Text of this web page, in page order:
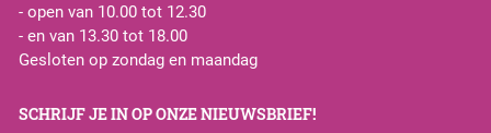
- open van 10.00 tot 12.30
- en van 13.30 tot 18.00
Gesloten op zondag en maandag
SCHRIJF JE IN OP ONZE NIEUWSBRIEF!